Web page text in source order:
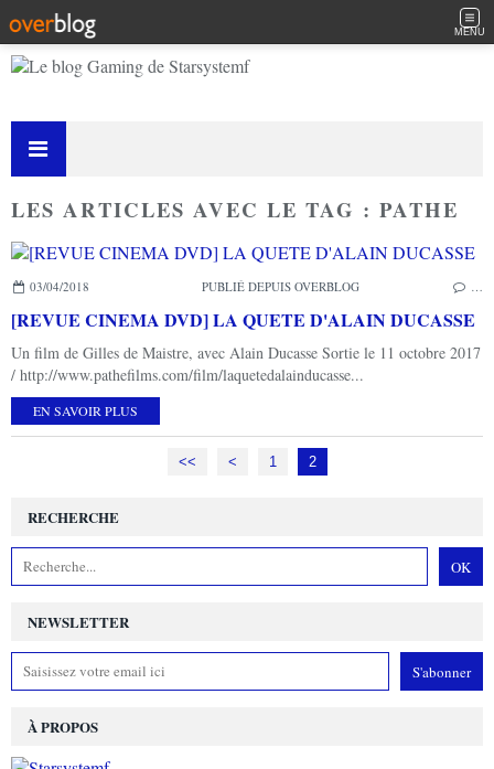
MENU
LES ARTICLES AVEC LE TAG : PATHE
03/04/2018 PUBLIÉ DEPUIS OVERBLOG
[REVUE CINEMA DVD] LA QUETE D'ALAIN DUCASSE
Un film de Gilles de Maistre, avec Alain Ducasse Sortie le 11 octobre 2017
/ http://www.pathefilms.com/film/laquetedalainducasse...
EN SAVOIR PLUS
<< < 1 2
NEWSLETTER
RECHERCHE
À PROPOS